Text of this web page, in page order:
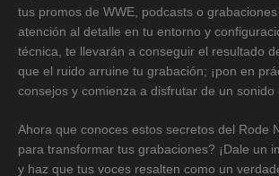
tus promos de WWE, podcasts o
atención al detalle en tu entorno y
técnica, te llevarán a conseguir el resultado
que el ruido arruine tu grabación; ¡pon en
consejos y comienza a disfrutar de un sonido
Ahora que conoces estos secretos del Rode
para transformar tus grabaciones? ¡Dale un
y haz que tus voces resalten como un